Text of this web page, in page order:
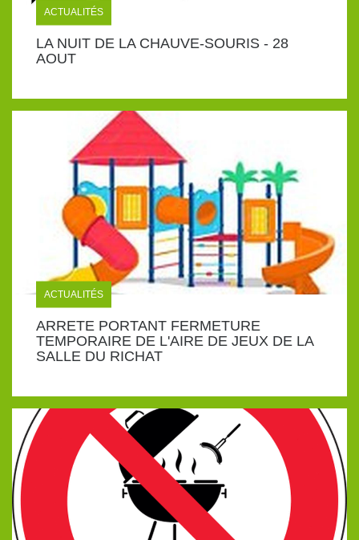
ACTUALITÉS
LA NUIT DE LA CHAUVE-SOURIS - 28
AOUT
ACTUALITÉS
ARRETE PORTANT FERMETURE
TEMPORAIRE DE L'AIRE DE JEUX DE LA
SALLE DU RICHAT